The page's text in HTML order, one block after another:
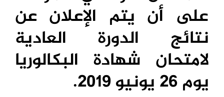
على أن يتم الإعلان عن
نتائج الدورة العادية
لامتحان شهادة البكالوريا
يوم 26 يونيو 2019.